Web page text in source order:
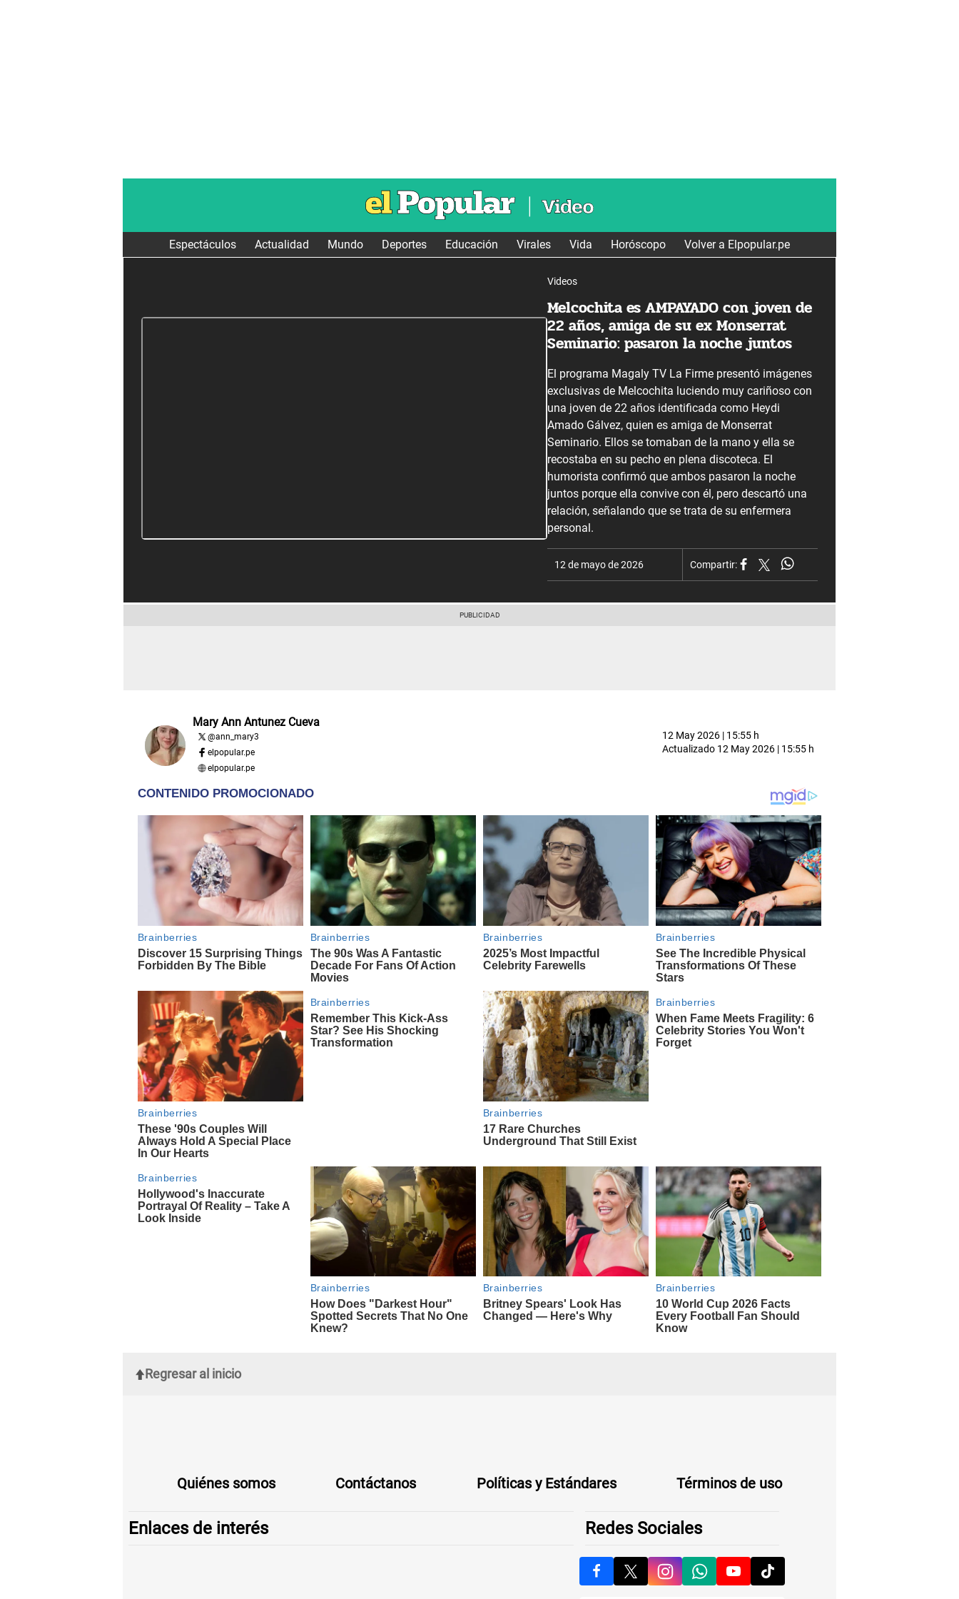
Espectáculos Actualidad Mundo Deportes Educación Virales Vida Horóscopo Volver a Elpopular.pe
Videos
Melcochita es AMPAYADO con joven de
22 años, amiga de su ex Monserrat
Seminario: pasaron la noche juntos
El programa Magaly TV La Firme presentó imágenes
exclusivas de Melcochita luciendo muy cariñoso con
una joven de 22 años identificada como Heydi
Amado Gálvez, quien es amiga de Monserrat
Seminario. Ellos se tomaban de la mano y ella se
recostaba en su pecho en plena discoteca. El
humorista confirmó que ambos pasaron la noche
juntos porque ella convive con él, pero descartó una
relación, señalando que se trata de su enfermera
personal.
12 de mayo de 2026 Compartir:
Mary Ann Antunez Cueva
@ann_mary3
elpopular.pe
elpopular.pe
12 May 2026 | 15:55 h
Actualizado 12 May 2026 | 15:55 h
Regresar al inicio
Quiénes somos Contáctanos Políticas y Estándares Términos de uso
Enlaces de interés Redes Sociales